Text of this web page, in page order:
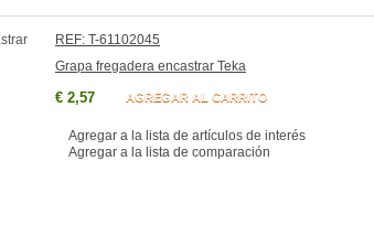
REF: T-61102045
Grapa fregadera encastrar Teka
€ 2,57 AGREGAR AL CARRITO
Agregar a la lista de artículos de interés
Agregar a la lista de comparación